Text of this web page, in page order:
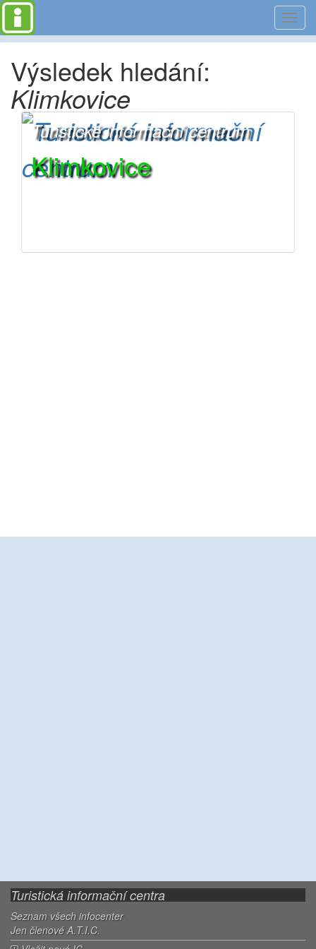
Výsledek hledání:
Klimkovice
Turistické informační centrum
Klimkovice
Turistická informační centra
Seznam všech infocenter
Jen členové A.T.I.C.